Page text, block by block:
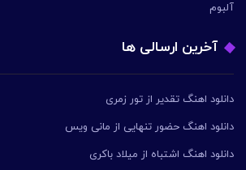
آلبوم
آخرین ارسالی ها
دانلود اهنگ تقدیر از تور زمری
دانلود اهنگ حضور تنهایی از مانی ویس
دانلود اهنگ اشتباه از میلاد باکری